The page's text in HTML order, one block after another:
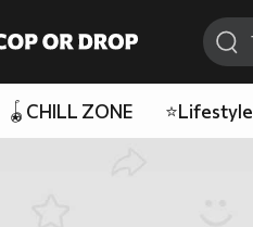
🪀CHILL ZONE ⭐Lifestyle